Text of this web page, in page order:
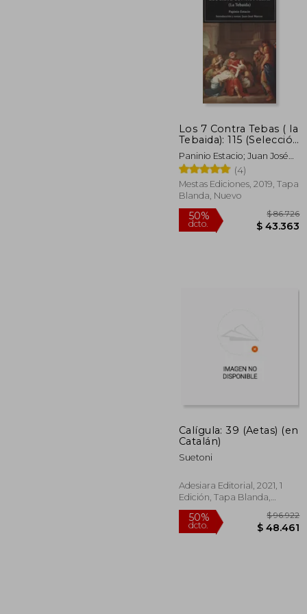
50%
Los 7 Contra Tebas ( la
Tebaida): 115 (Selección
Clásicos Universales)
Paninio Estacio; Juan José
Marcos García(4)
Mestas Ediciones, 2019, Tapa
Blanda, Nuevo
50%
dcto.
Calígula: 39 (Aetas) (en
Catalán)
Suetoni
Adesiara Editorial, 2021, 1
Edición, Tapa Blanda,
Nuevo